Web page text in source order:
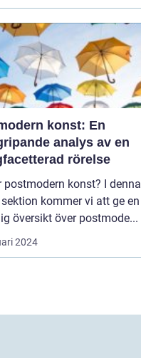
konst: En
analys av en
rörelse
konst? I denna
kommer vi att ge en
översikt över postmode...
2024